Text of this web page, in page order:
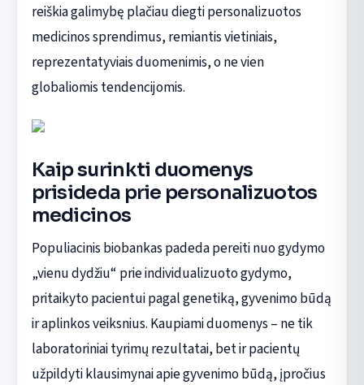
reiškia galimybę plačiau diegti personalizuotos
medicinos sprendimus, remiantis vietiniais,
reprezentatyviais duomenimis, o ne vien
globaliomis tendencijomis.
Kaip surinkti duomenys
prisideda prie personalizuotos
medicinos
Populiacinis biobankas padeda pereiti nuo gydymo
„vienu dydžiu“ prie individualizuoto gydymo,
pritaikyto pacientui pagal genetiką, gyvenimo būdą
ir aplinkos veiksnius. Kaupiami duomenys – ne tik
laboratoriniai tyrimų rezultatai, bet ir pacientų
užpildyti klausimynai apie gyvenimo būdą, įpročius